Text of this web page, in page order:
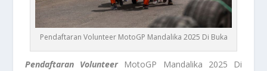
Pendaftaran Volunteer MotoGP Mandalika 2025 Di Buka
Pendaftaran VolunteerMotoGP Mandalika 2025 Di